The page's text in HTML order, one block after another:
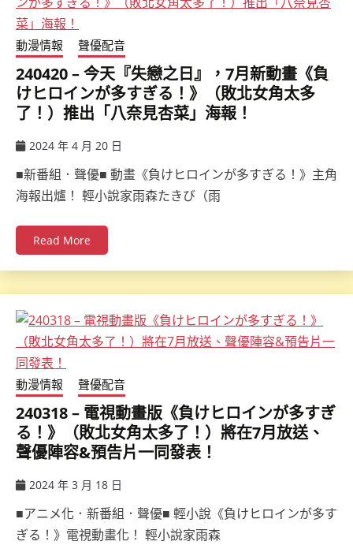
動漫情報 聲優配音
240420 – 今天『失戀之日』，7月新動畫《負
けヒロインが多すぎる！》（敗北女角太多
了！）推出「八奈見杏菜」海報！
2024 年 4 月 20 日
■新番組．聲優■ 動畫《負けヒロインが多すぎる！》主角
海報出爐！ 輕小說家雨森たきび（雨
Read More
動漫情報 聲優配音
240318 – 電視動畫版《負けヒロインが多すぎ
る！》（敗北女角太多了！）將在7月放送、
聲優陣容&預告片一同發表！
2024 年 3 月 18 日
■アニメ化．新番組．聲優■ 輕小說《負けヒロインが多す
ぎる！》電視動畫化！ 輕小說家雨森